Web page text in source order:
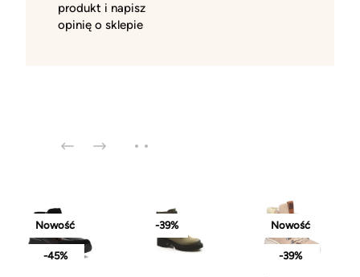
produkt i napisz
opinię o sklepie
Nowość
-45%
-39% Nowość
-39%